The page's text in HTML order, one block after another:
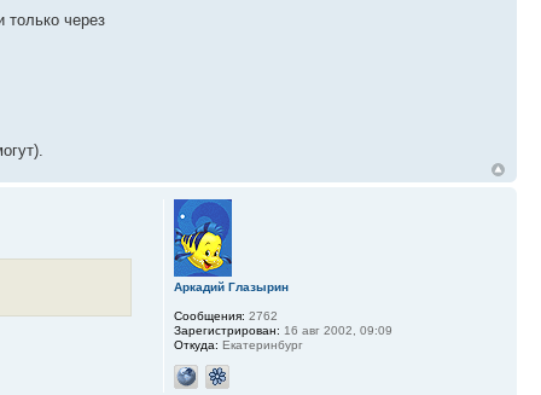
через
Аркадий Глазырин
Сообщения: 2762
Зарегистрирован: 16 авг 2002, 09:09
Откуда: Екатеринбург